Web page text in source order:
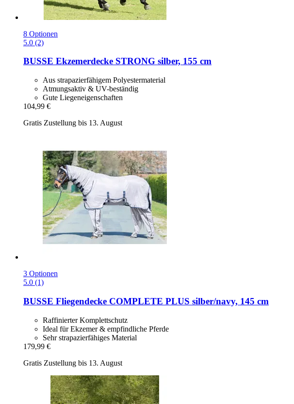
8 Optionen
5.0 (2)
BUSSE Ekzemerdecke STRONG silber, 155 cm
Aus strapazierfähigem Polyestermaterial
Atmungsaktiv & UV-beständig
Gute Liegeneigenschaften
104,99 €
Gratis Zustellung bis 13. August
3 Optionen
5.0 (1)
BUSSE Fliegendecke COMPLETE PLUS silber/navy, 145 cm
Raffinierter Komplettschutz
Ideal für Ekzemer & empfindliche Pferde
Sehr strapazierfähiges Material
179,99 €
Gratis Zustellung bis 13. August